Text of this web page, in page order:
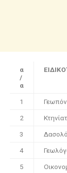
α
/
α
1
2
3
4
5